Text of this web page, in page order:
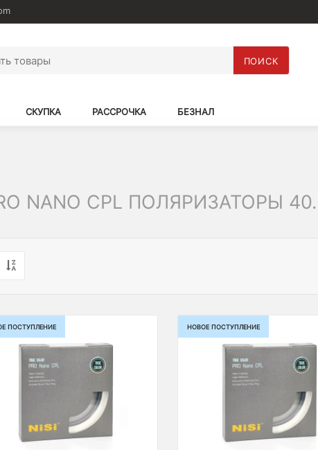
ПОИСК
СКУПКА РАССРОЧКА БЕЗНАЛ
NANO CPL ПОЛЯРИЗАТОРЫ
ПОСТУПЛЕНИЕ НОВОЕ ПОСТУПЛЕНИЕ